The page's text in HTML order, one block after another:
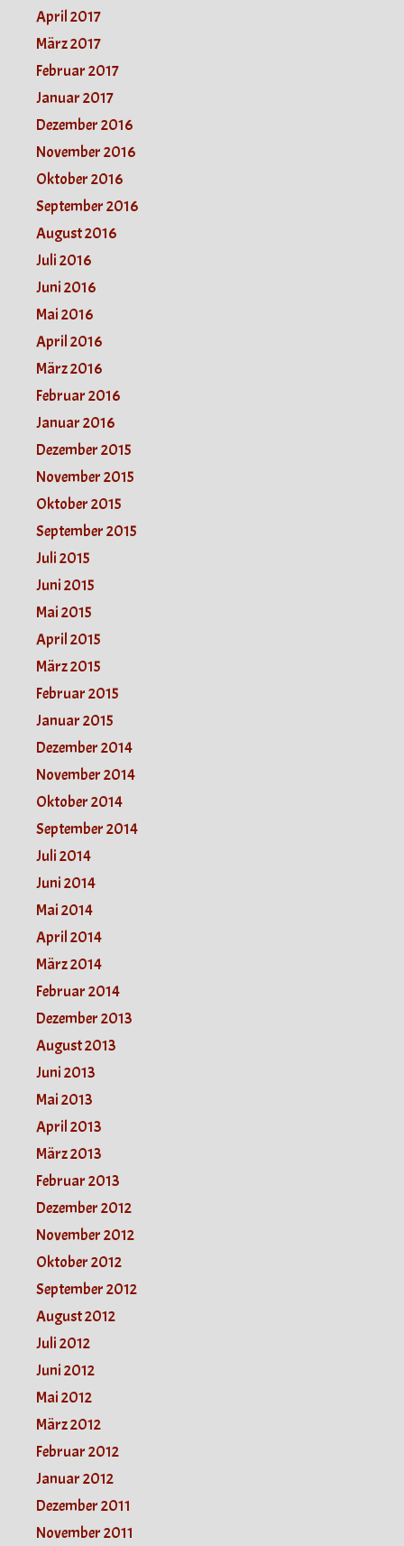
April 2017
März 2017
Februar 2017
Januar 2017
Dezember 2016
November 2016
Oktober 2016
September 2016
August 2016
Juli 2016
Juni 2016
Mai 2016
April 2016
März 2016
Februar 2016
Januar 2016
Dezember 2015
November 2015
Oktober 2015
September 2015
Juli 2015
Juni 2015
Mai 2015
April 2015
März 2015
Februar 2015
Januar 2015
Dezember 2014
November 2014
Oktober 2014
September 2014
Juli 2014
Juni 2014
Mai 2014
April 2014
März 2014
Februar 2014
Dezember 2013
August 2013
Juni 2013
Mai 2013
April 2013
März 2013
Februar 2013
Dezember 2012
November 2012
Oktober 2012
September 2012
August 2012
Juli 2012
Juni 2012
Mai 2012
März 2012
Februar 2012
Januar 2012
Dezember 2011
November 2011